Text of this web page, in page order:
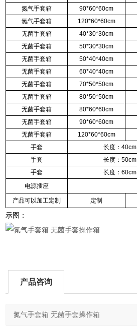
氮气手套箱
90*60*60cm
氮气手套箱
120*60*60cm
无菌手套箱
40*30*30cm
无菌手套箱
50*30*30cm
无菌手套箱
50*40*40cm
无菌手套箱
60*40*40cm
无菌手套箱
70*50*50cm
无菌手套箱
80*50*50cm
无菌手套箱
80*60*60cm
无菌手套箱
90*60*60cm
无菌手套箱
120*60*60cm
手套
长度：40cm
手套
长度：50cm
手套
长度：60cm
电源插座
产品可以加工定制 定制
示图：
产品咨询